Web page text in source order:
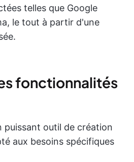
telles que Google
le tout à partir d'une
fonctionnalités
puissant outil de création
aux besoins spécifiques